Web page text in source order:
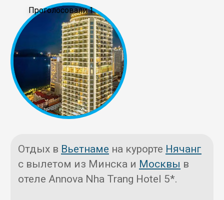
Проголосовали 1
Отдых в Вьетнаме на курорте Нячанг
с вылетом из Минска и Москвы в
отеле Annova Nha Trang Hotel 5*.